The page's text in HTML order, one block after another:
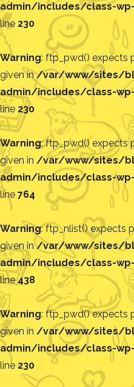
admin/includes/class-
line 230
Warning: ftp_pwd() expects
given in/var/www/sites/
admin/includes/class-
line 230
Warning: ftp_pwd() expects
given in /var/www/sites/
admin/includes/class-
line 764
Warning: ftp_nlist() expects
given in/var/www/sites/
admin/includes/class-
line438
Warning: ftp_pwd() expects
given in /var/www/sites/
admin/includes/class-
line 230